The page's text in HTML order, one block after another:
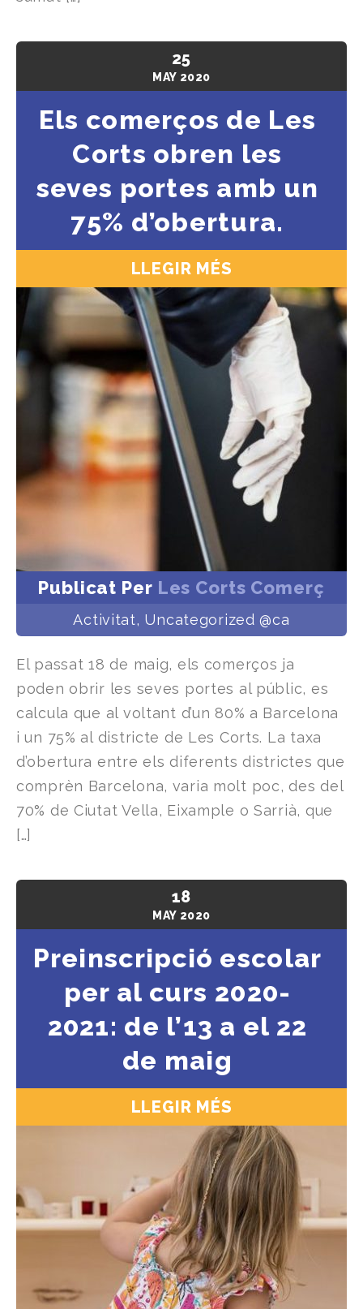
25
MAY 2020
Els comerços de Les
Corts obren les
seves portes amb un
75% d’obertura.
LLEGIR MÉS
Publicat Per Les Corts Comerç
Activitat, Uncategorized @ca
El passat 18 de maig, els comerços ja
poden obrir les seves portes al públic, es
calcula que al voltant d’un 80% a Barcelona
i un 75% al ​​districte de Les Corts. La taxa
d’obertura entre els diferents districtes que
comprèn Barcelona, ​​varia molt poc, des del
70% de Ciutat Vella, Eixample o Sarrià, que
[…]
18
MAY 2020
Preinscripció escolar
per al curs 2020-
2021: de l’13 a el 22
de maig
LLEGIR MÉS